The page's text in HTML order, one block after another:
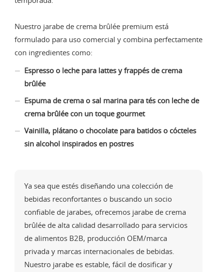
Nuestro jarabe de crema brûlée premium está
formulado para uso comercial y combina perfectamente
con ingredientes como:
Espresso o leche para lattes y frappés de crema
brûlée
Espuma de crema o sal marina para tés con leche de
crema brûlée con un toque gourmet
Vainilla, plátano o chocolate para batidos o cócteles
sin alcohol inspirados en postres
Ya sea que estés diseñando una colección de
bebidas reconfortantes o buscando un socio
confiable de jarabes, ofrecemos jarabe de crema
brûlée de alta calidad desarrollado para servicios
de alimentos B2B, producción OEM/marca
privada y marcas internacionales de bebidas.
Nuestro jarabe es estable, fácil de dosificar y